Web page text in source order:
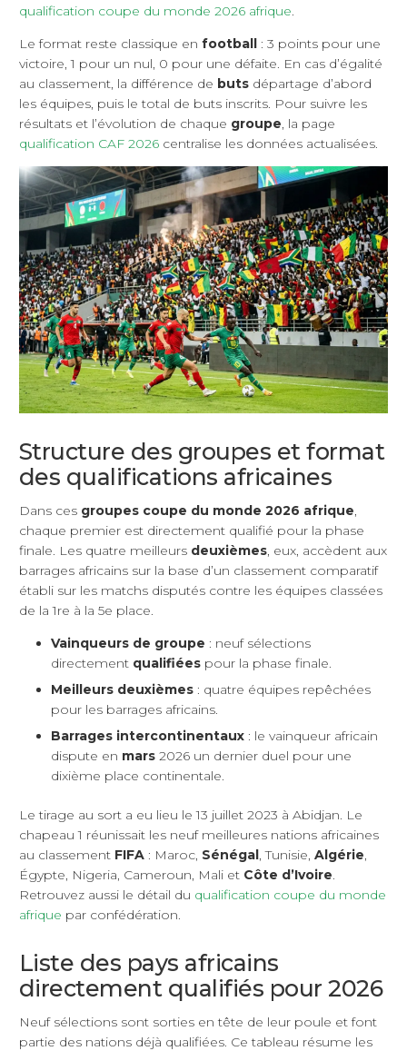
qualification coupe du monde 2026 afrique.
Le format reste classique en football : 3 points pour une
victoire, 1 pour un nul, 0 pour une défaite. En cas d’égalité
au classement, la différence de buts départage d’abord
les équipes, puis le total de buts inscrits. Pour suivre les
résultats et l’évolution de chaque groupe, la page
qualification CAF 2026 centralise les données actualisées.
Structure des groupes et format
des qualifications africaines
Dans ces groupes coupe du monde 2026 afrique,
chaque premier est directement qualifié pour la phase
finale. Les quatre meilleurs deuxièmes, eux, accèdent aux
barrages africains sur la base d’un classement comparatif
établi sur les matchs disputés contre les équipes classées
de la 1re à la 5e place.
Vainqueurs de groupe : neuf sélections
directement qualifiées pour la phase finale.
Meilleurs deuxièmes : quatre équipes repêchées
pour les barrages africains.
Barrages intercontinentaux : le vainqueur africain
dispute en mars 2026 un dernier duel pour une
dixième place continentale.
Le tirage au sort a eu lieu le 13 juillet 2023 à Abidjan. Le
chapeau 1 réunissait les neuf meilleures nations africaines
au classement FIFA : Maroc, Sénégal, Tunisie, Algérie,
Égypte, Nigeria, Cameroun, Mali et Côte d’Ivoire.
Retrouvez aussi le détail du qualification coupe du monde
afrique par confédération.
Liste des pays africains
directement qualifiés pour 2026
Neuf sélections sont sorties en tête de leur poule et font
partie des nations déjà qualifiées. Ce tableau résume les